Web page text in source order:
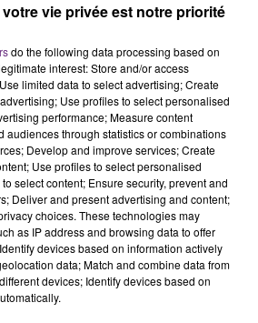
GRIÈVEMENT
s'est retrouvée piégée dans
une collision avec un poids
blessée, la jeune femme
11h23
11h23
vie privée est notre priorité
do the following data processing based on
interest: Store and/or access
limited data to select advertising; Create
Use profiles to select personalised
performance; Measure content
audiences through statistics or combinations
Develop and improve services; Create
Use profiles to select personalised
select content; Ensure security, prevent and
Deliver and present advertising and content;
choices. These technologies may
as IP address and browsing data to offer
devices based on information actively
data; Match and combine data from
devices; Identify devices based on